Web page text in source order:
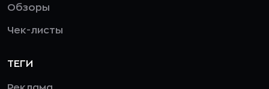
Обзоры
Чек-листы
ТЕГИ